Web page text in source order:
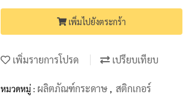
เพิ่มไปยังตระกร้า
เพิ่มรายการโปรด เปรียบเทียบ
หมวดหมู่ : ผลิตภัณฑ์กระดาษ , สติกเกอร์